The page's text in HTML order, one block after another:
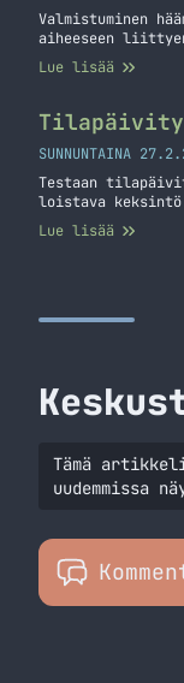
Valmistuminen
aiheeseen
Lue lisää
SUNNUNTAINA
Testaan
loistava
Lue lisää
Tämä
uudemmissa